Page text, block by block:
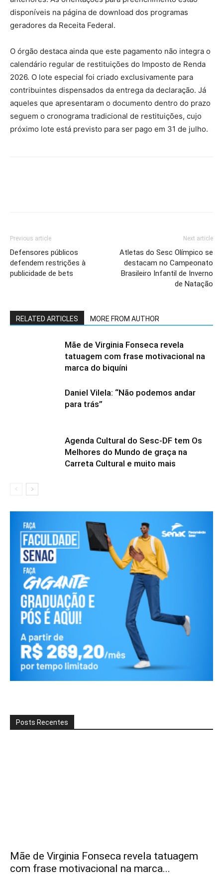
disponíveis na página de download dos programas
geradores da Receita Federal.
O órgão destaca ainda que este pagamento não integra o
calendário regular de restituições do Imposto de Renda
2026. O lote especial foi criado exclusivamente para
contribuintes dispensados da entrega da declaração. Já
aqueles que apresentaram o documento dentro do prazo
seguem o cronograma tradicional de restituições, cujo
próximo lote está previsto para ser pago em 31 de julho.
Previous article
Defensores públicos
defendem restrições à
publicidade de bets
Next article
Atletas do Sesc Olímpico se
destacam no Campeonato
Brasileiro Infantil de Inverno
de Natação
RELATED ARTICLES MORE FROM AUTHOR
Mãe de Virginia Fonseca revela
tatuagem com frase motivacional na
marca do biquíni
Daniel Vilela: “Não podemos andar
para trás”
Agenda Cultural do Sesc-DF tem Os
Melhores do Mundo de graça na
Carreta Cultural e muito mais
Posts Recentes
Mãe de Virginia Fonseca revela tatuagem
com frase motivacional na marca...